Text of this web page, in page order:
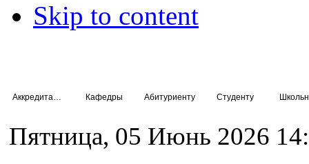
Skip to content
Кафедры Абитуриенту Студенту
Пятница, 05 Июнь 2026